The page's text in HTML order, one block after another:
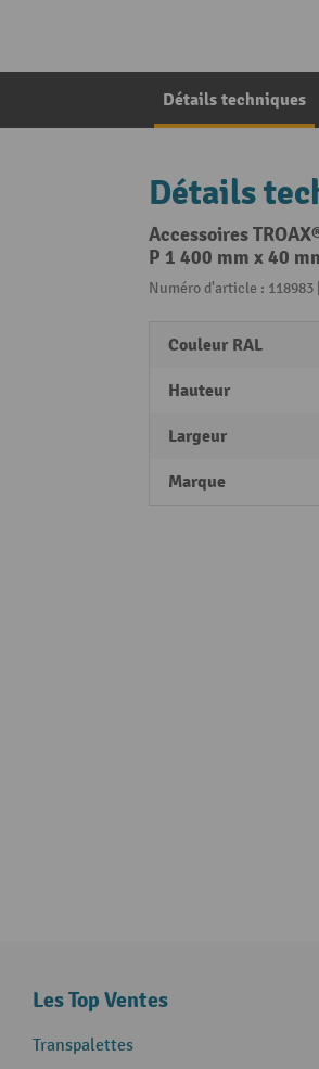
Détails techniques
Détails
Accessoires
P 1 400 mm x 40
Numéro d'article : 118983
Couleur RAL
Hauteur
Largeur
Marque
Les Top Ventes
Transpalettes